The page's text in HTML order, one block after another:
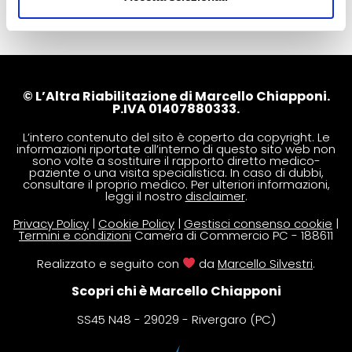
© L’Altra Riabilitazione di Marcello Chiapponi.
P.IVA 01407880333.
L’intero contenuto del sito è coperto da copyright. Le
informazioni riportate all’interno di questo sito web non
sono volte a sostituire il rapporto diretto medico-
paziente o una visita specialistica. In caso di dubbi,
consultare il proprio medico. Per ulteriori informazioni,
leggi il nostro disclaimer.
Privacy Policy | Cookie Policy | Gestisci consenso cookie |
Termini e condizioni Camera di Commercio PC - 188611
Realizzato e seguito con
daMarcello Silvestri.
Scopri chi è Marcello Chiapponi
SS45 N48 - 29029 - Rivergaro (PC)